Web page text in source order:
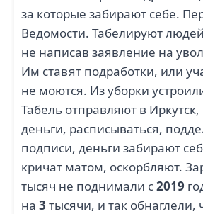
за которые забирают себе.
Ведомости. Табелируют
не написав заявление на
Им ставят подработки, или
не моются. Из уборки
Табель отправляют в
деньги, расписываться,
подписи, деньги забирают
кричат матом, оскорбляют.
тысяч не поднимали с2019
на 3 тысячи, и так